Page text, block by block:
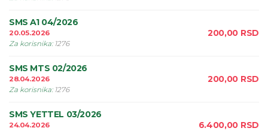
SMS A1 04/2026
20.05.2026
Za korisnika: 1276
200,00 RSD
SMS MTS 02/2026
28.04.2026
Za korisnika: 1276
200,00 RSD
SMS YETTEL 03/2026
24.04.2026
6.400,00 RSD